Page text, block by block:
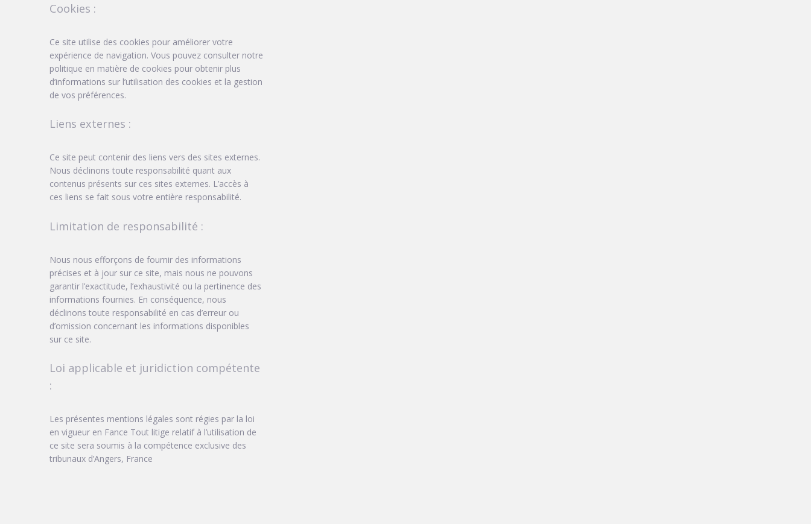
Cookies :
Ce site utilise des cookies pour améliorer votre
expérience de navigation. Vous pouvez consulter notre
politique en matière de cookies pour obtenir plus
d’informations sur l’utilisation des cookies et la gestion
de vos préférences.
Liens externes :
Ce site peut contenir des liens vers des sites externes.
Nous déclinons toute responsabilité quant aux
contenus présents sur ces sites externes. L’accès à
ces liens se fait sous votre entière responsabilité.
Limitation de responsabilité :
Nous nous efforçons de fournir des informations
précises et à jour sur ce site, mais nous ne pouvons
garantir l’exactitude, l’exhaustivité ou la pertinence des
informations fournies. En conséquence, nous
déclinons toute responsabilité en cas d’erreur ou
d’omission concernant les informations disponibles
sur ce site.
Loi applicable et juridiction compétente
:
Les présentes mentions légales sont régies par la loi
en vigueur en Fance Tout litige relatif à l’utilisation de
ce site sera soumis à la compétence exclusive des
tribunaux d’Angers, France